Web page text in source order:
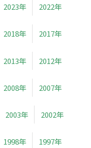
2023年 2022年
2018年 2017年
2013年 2012年
2008年 2007年
2003年 2002年
1998年 1997年